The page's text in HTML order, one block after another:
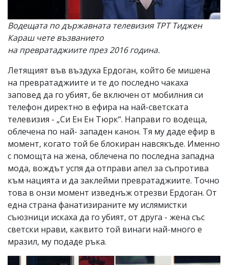
Водещата по държавната телевизия ТРТ Тиджен
Караш чете възванието
на превратаджиите през 2016 година.
Летящият във въздуха Ердоган, който бе мишена
на превратаджиите и те до последно чакаха
заповед да го убият, бе включен от мобилния си
телефон директно в ефира на най-светската
телевизия - „Си Ен Ен Тюрк“. Направи го водеща,
облечена по най- западен канон. Тя му даде ефир в
момент, когато той бе блокиран навсякъде. Именно
с помощта на жена, облечена по последна западна
мода, вождът успя да отправи апел за съпротива
към нацията и да заклейми превратаджиите. Точно
това в онзи момент изведнъж отрезви Ердоган. От
една страна фанатизираните му ислямистки
съюзници искаха да го убият, от друга - жена със
светски нрави, каквито той винаги най-много е
мразил, му подаде ръка.